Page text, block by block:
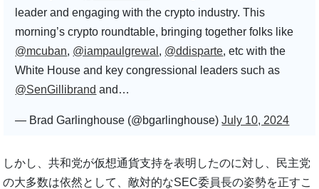
leader and engaging with the crypto industry. This
morning’s crypto roundtable, bringing together folks like
@mcuban, @iampaulgrewal , @ddisparte, etc with the
White House and key congressional leaders such as
@SenGillibrand and…
— Brad Garlinghouse (@bgarlinghouse)July 10, 2024
しかし、共和党が仮想通貨支持を表明したのに対し、民主党
の大多数は依然として、敵対的なSEC委員長の姿勢を正すこ